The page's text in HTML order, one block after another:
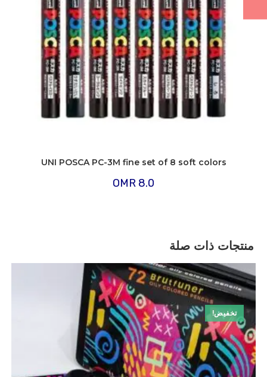
UNI POSCA PC-3M fine set of 8 soft colors
OMR 8.0
منتجات ذات صلة
تخفيض!